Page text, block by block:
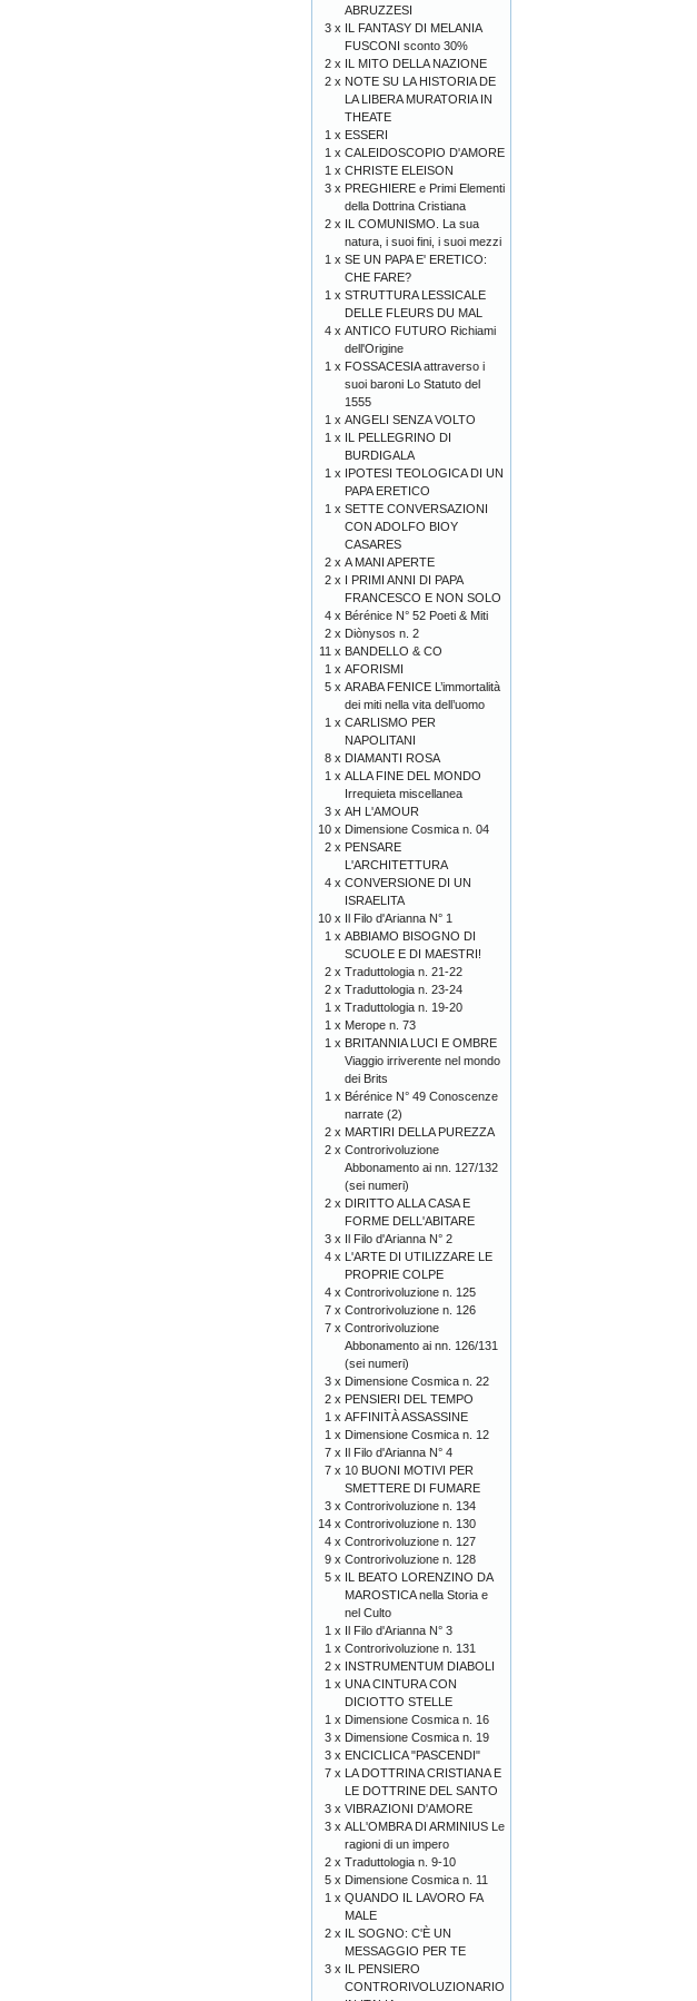
ABRUZZESI
3 x IL FANTASY DI MELANIA
FUSCONI sconto 30%
2 x IL MITO DELLA NAZIONE
2 x NOTE SU LA HISTORIA DE
LA LIBERA MURATORIA IN
THEATE
1 x ESSERI
1 x CALEIDOSCOPIO D'AMORE
1 x CHRISTE ELEISON
3 x PREGHIERE e Primi Elementi
della Dottrina Cristiana
2 x IL COMUNISMO. La sua
natura, i suoi fini, i suoi mezzi
1 x SE UN PAPA E' ERETICO:
CHE FARE?
1 x STRUTTURA LESSICALE
DELLE FLEURS DU MAL
4 x ANTICO FUTURO Richiami
dell'Origine
1 x FOSSACESIA attraverso i
suoi baroni Lo Statuto del
1555
1 x ANGELI SENZA VOLTO
1 x IL PELLEGRINO DI
BURDIGALA
1 x IPOTESI TEOLOGICA DI UN
PAPA ERETICO
1 x SETTE CONVERSAZIONI
CON ADOLFO BIOY
CASARES
2 x A MANI APERTE
2 x I PRIMI ANNI DI PAPA
FRANCESCO E NON SOLO
4 x Bérénice N° 52 Poeti & Miti
2 x Diònysos n. 2
11 x BANDELLO & CO
1 x AFORISMI
5 x ARABA FENICE L’immortalità
dei miti nella vita dell’uomo
1 x CARLISMO PER
NAPOLITANI
8 x DIAMANTI ROSA
1 x ALLA FINE DEL MONDO
Irrequieta miscellanea
3 x AH L'AMOUR
10 x Dimensione Cosmica n. 04
2 x PENSARE
L'ARCHITETTURA
4 x CONVERSIONE DI UN
ISRAELITA
10 x Il Filo d'Arianna N° 1
1 x ABBIAMO BISOGNO DI
SCUOLE E DI MAESTRI!
2 x Traduttologia n. 21-22
2 x Traduttologia n. 23-24
1 x Traduttologia n. 19-20
1 x Merope n. 73
1 x BRITANNIA LUCI E OMBRE
Viaggio irriverente nel mondo
dei Brits
1 x Bérénice N° 49 Conoscenze
narrate (2)
2 x MARTIRI DELLA PUREZZA
2 x Controrivoluzione
Abbonamento ai nn. 127/132
(sei numeri)
2 x DIRITTO ALLA CASA E
FORME DELL'ABITARE
3 x Il Filo d'Arianna N° 2
4 x L'ARTE DI UTILIZZARE LE
PROPRIE COLPE
4 x Controrivoluzione n. 125
7 x Controrivoluzione n. 126
7 x Controrivoluzione
Abbonamento ai nn. 126/131
(sei numeri)
3 x Dimensione Cosmica n. 22
2 x PENSIERI DEL TEMPO
1 x AFFINITÀ ASSASSINE
1 x Dimensione Cosmica n. 12
7 x Il Filo d'Arianna N° 4
7 x 10 BUONI MOTIVI PER
SMETTERE DI FUMARE
3 x Controrivoluzione n. 134
14 x Controrivoluzione n. 130
4 x Controrivoluzione n. 127
9 x Controrivoluzione n. 128
5 x IL BEATO LORENZINO DA
MAROSTICA nella Storia e
nel Culto
1 x Il Filo d'Arianna N° 3
1 x Controrivoluzione n. 131
2 x INSTRUMENTUM DIABOLI
1 x UNA CINTURA CON
DICIOTTO STELLE
1 x Dimensione Cosmica n. 16
3 x Dimensione Cosmica n. 19
3 x ENCICLICA "PASCENDI"
7 x LA DOTTRINA CRISTIANA E
LE DOTTRINE DEL SANTO
3 x VIBRAZIONI D'AMORE
3 x ALL'OMBRA DI ARMINIUS Le
ragioni di un impero
2 x Traduttologia n. 9-10
5 x Dimensione Cosmica n. 11
1 x QUANDO IL LAVORO FA
MALE
2 x IL SOGNO: C'È UN
MESSAGGIO PER TE
3 x IL PENSIERO
CONTRORIVOLUZIONARIO